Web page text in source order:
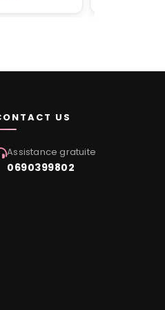
US
Assistance gratuite
0690399802